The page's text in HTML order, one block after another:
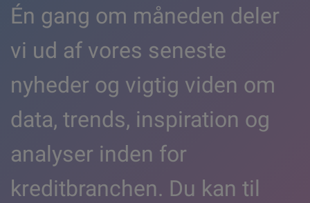
Én gang om måneden deler
vi ud af vores seneste
nyheder og vigtig viden om
data, trends, inspiration og
analyser inden for
kreditbranchen. Du kan til